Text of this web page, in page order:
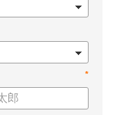
*